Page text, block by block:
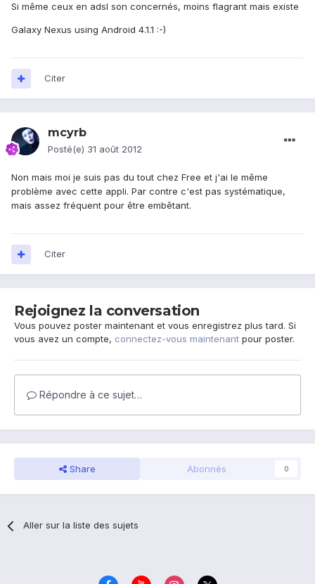
Si même ceux en adsl son concernés, moins flagrant mais existe
Galaxy Nexus using Android 4.1.1 :-)
Citer
mcyrb
Posté(e) 31 août 2012
Non mais moi je suis pas du tout chez Free et j'ai le même
problème avec cette appli. Par contre c'est pas systématique,
mais assez fréquent pour être embêtant.
Citer
Rejoignez la conversation
Vous pouvez poster maintenant et vous enregistrez plus tard. Si
vous avez un compte, connectez-vous maintenant pour poster.
Répondre à ce sujet…
Share Abonnés 0
Aller sur la liste des sujets